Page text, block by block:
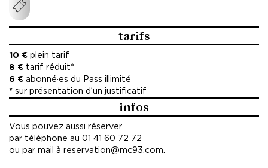
tarifs
10 € plein tarif
8 € tarif réduit*
6 € abonné·es du Pass illimité
* sur présentation d’un justificatif
infos
Vous pouvez aussi réserver
par téléphone au 01 41 60 72 72
ou par mail à reservation@mc93.com.